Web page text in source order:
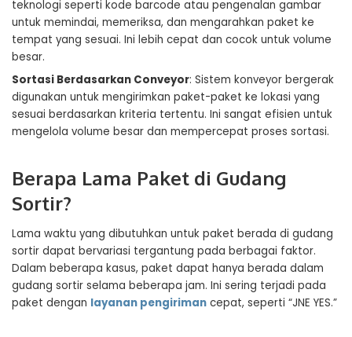
teknologi seperti kode barcode atau pengenalan gambar
untuk memindai, memeriksa, dan mengarahkan paket ke
tempat yang sesuai. Ini lebih cepat dan cocok untuk volume
besar.
Sortasi Berdasarkan Conveyor: Sistem konveyor bergerak
digunakan untuk mengirimkan paket-paket ke lokasi yang
sesuai berdasarkan kriteria tertentu. Ini sangat efisien untuk
mengelola volume besar dan mempercepat proses sortasi.
Berapa Lama Paket di Gudang
Sortir?
Lama waktu yang dibutuhkan untuk paket berada di gudang
sortir dapat bervariasi tergantung pada berbagai faktor.
Dalam beberapa kasus, paket dapat hanya berada dalam
gudang sortir selama beberapa jam. Ini sering terjadi pada
paket dengan layanan pengiriman cepat, seperti “JNE YES.”